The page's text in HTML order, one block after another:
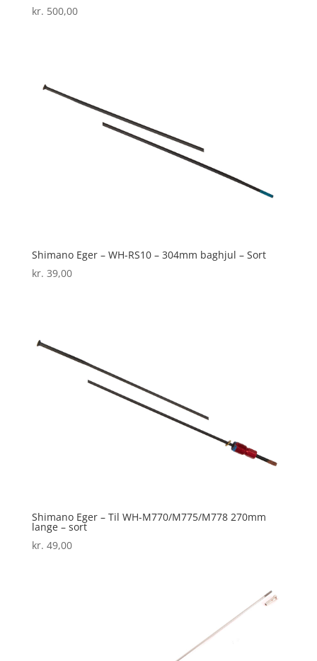
kr. 500,00
Shimano Eger – WH-RS10 – 304mm baghjul – Sort
kr. 39,00
Shimano Eger – Til WH-M770/M775/M778 270mm
lange – sort
kr. 49,00